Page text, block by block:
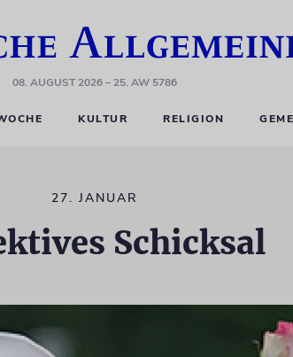
08. AUGUST 2026– 25. AW 5786
KULTUR RELIGION
27. JANUAR
Schicksal